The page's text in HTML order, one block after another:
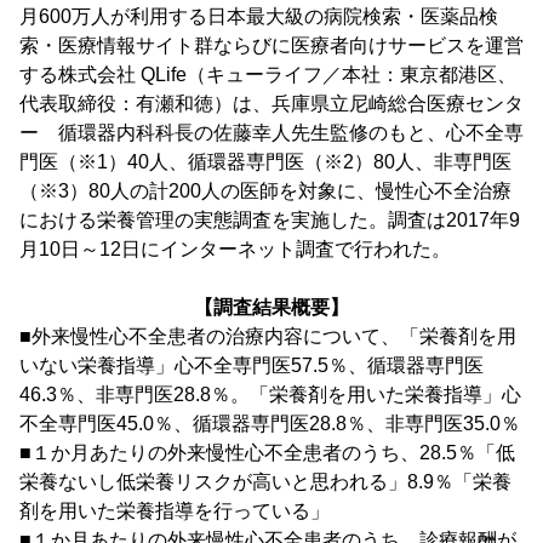
月600万人が利用する日本最大級の病院検索・医薬品検
索・医療情報サイト群ならびに医療者向けサービスを運営
する株式会社 QLife（キューライフ／本社：東京都港区、
代表取締役：有瀬和徳）は、兵庫県立尼崎総合医療センタ
ー 循環器内科科長の佐藤幸人先生監修のもと、心不全専
門医（※1）40人、循環器専門医（※2）80人、非専門医
（※3）80人の計200人の医師を対象に、慢性心不全治療
における栄養管理の実態調査を実施した。調査は2017年9
月10日～12日にインターネット調査で行われた。
【調査結果概要】
■外来慢性心不全患者の治療内容について、「栄養剤を用
いない栄養指導」心不全専門医57.5％、循環器専門医
46.3％、非専門医28.8％。「栄養剤を用いた栄養指導」心
不全専門医45.0％、循環器専門医28.8％、非専門医35.0％
■１か月あたりの外来慢性心不全患者のうち、28.5％「低
栄養ないし低栄養リスクが高いと思われる」8.9％「栄養
剤を用いた栄養指導を行っている」